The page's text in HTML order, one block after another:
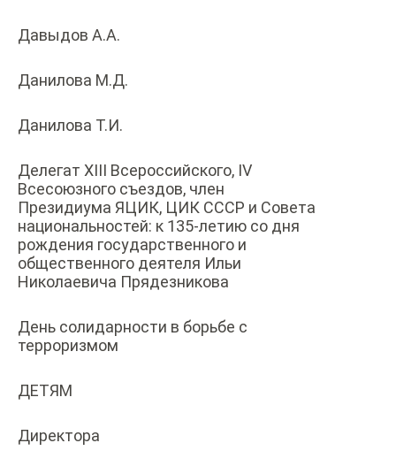
Давыдов А.А.
Данилова М.Д.
Данилова Т.И.
Делегат XIII Всероссийского, IV
Всесоюзного съездов, член
Президиума ЯЦИК, ЦИК СССР и Совета
национальностей: к 135-летию со дня
рождения государственного и
общественного деятеля Ильи
Николаевича Прядезникова
День солидарности в борьбе с
терроризмом
ДЕТЯМ
Директора